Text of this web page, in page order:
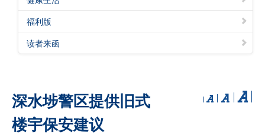
福利版
读者来函
深水埗警区提供旧式
楼宇保安建议